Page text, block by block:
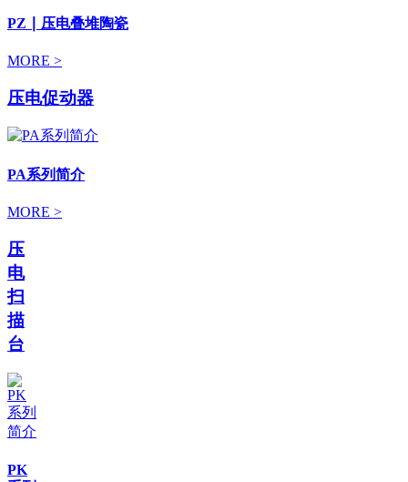
PZ ∣ 压电叠堆陶瓷
MORE >
压电促动器
PA系列简介
MORE >
压
电
扫
描
台
PK